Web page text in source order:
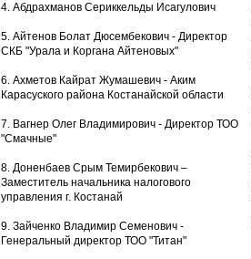
4. Абдрахманов Сериккельды Исагулович
5. Айтенов Болат Дюсембекович - Директор
СКБ "Урала и Коргана Айтеновых"
6. Ахметов Кайрат Жумашевич - Аким
Карасуского района Костанайской области
7. Вагнер Олег Владимирович - Директор ТОО
"Смачные"
8. Доненбаев Срым Темирбекович –
Заместитель начальника налогового
управления г. Костанай
9. Зайченко Владимир Семенович -
Генеральный директор ТОО "Титан"